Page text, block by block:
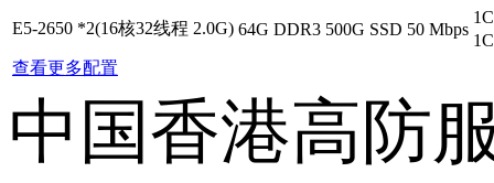
E5-2650 *2(16核32线程 2.0G) 64G DDR3 500G SSD 50 Mbps
查看更多配置
中国香港高防